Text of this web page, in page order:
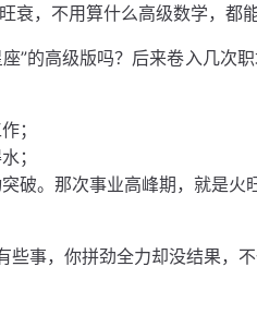
衰，不用算什么高级数学，都
座”的高级版吗？后来卷入几
；
；
破。那次事业高峰期，就是火
些事，你拼劲全力却没结果，